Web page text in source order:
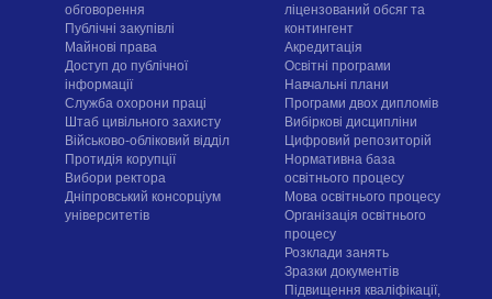
обговорення
Публічні закупівлі
Майнові права
Доступ до публічної
інформації
Служба охорони праці
Штаб цивільного захисту
Військово-обліковий відділ
Протидія корупції
Вибори ректора
Дніпровський консорціум
університетів
ліцензований обсяг та
контингент
Акредитація
Освітні програми
Навчальні плани
Програми двох дипломів
Вибіркові дисципліни
Цифровий репозиторій
Нормативна база
освітнього процесу
Мова освітнього процесу
Організація освітнього
процесу
Розклади занять
Зразки документів
Підвищення кваліфікації,